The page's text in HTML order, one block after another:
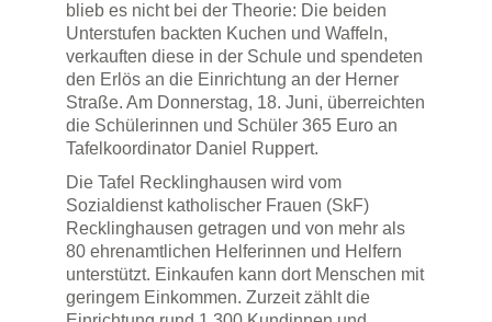
blieb es nicht bei der Theorie: Die beiden
Unterstufen backten Kuchen und Waffeln,
verkauften diese in der Schule und spendeten
den Erlös an die Einrichtung an der Herner
Straße. Am Donnerstag, 18. Juni, überreichten
die Schülerinnen und Schüler 365 Euro an
Tafelkoordinator Daniel Ruppert.
Die Tafel Recklinghausen wird vom
Sozialdienst katholischer Frauen (SkF)
Recklinghausen getragen und von mehr als
80 ehrenamtlichen Helferinnen und Helfern
unterstützt. Einkaufen kann dort Menschen mit
geringem Einkommen. Zurzeit zählt die